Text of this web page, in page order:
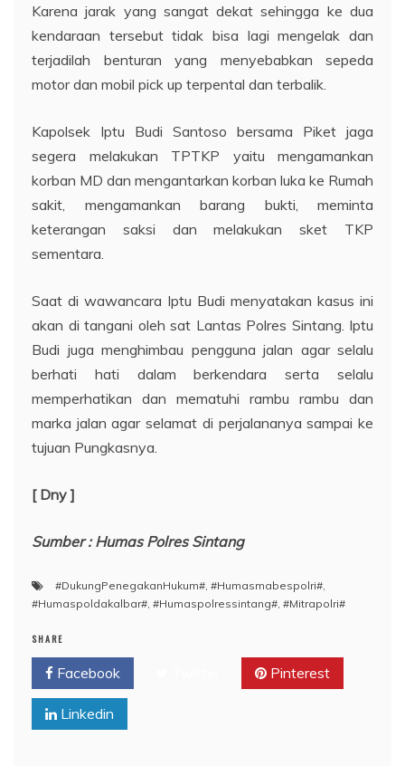
Karena jarak yang sangat dekat sehingga ke dua
kendaraan tersebut tidak bisa lagi mengelak dan
terjadilah benturan yang menyebabkan sepeda
motor dan mobil pick up terpental dan terbalik.
Kapolsek Iptu Budi Santoso bersama Piket jaga
segera melakukan TPTKP yaitu mengamankan
korban MD dan mengantarkan korban luka ke Rumah
sakit, mengamankan barang bukti, meminta
keterangan saksi dan melakukan sket TKP
sementara.
Saat di wawancara Iptu Budi menyatakan kasus ini
akan di tangani oleh sat Lantas Polres Sintang. Iptu
Budi juga menghimbau pengguna jalan agar selalu
berhati hati dalam berkendara serta selalu
memperhatikan dan mematuhi rambu rambu dan
marka jalan agar selamat di perjalananya sampai ke
tujuan Pungkasnya.
[ Dny ]
Sumber : Humas Polres Sintang
#DukungPenegakanHukum# #Humasmabespolri#
#Humaspoldakalbar# #Humaspolressintang# #Mitrapolri#
SHARE
Facebook Pinterest
Linkedin